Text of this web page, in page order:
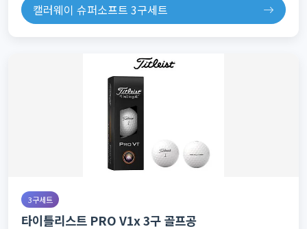
캘러웨이 슈퍼소프트 3구세트
3구세트
타이틀리스트 PRO V1x 3구 골프공